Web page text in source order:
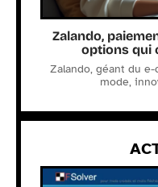
Zalando,
options qui
Zalando, géant du
mode,